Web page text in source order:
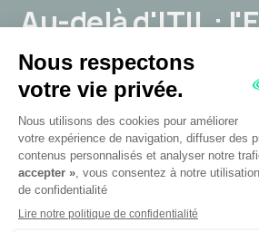
Au-delà d'ITIL :
horizon naturel
démarche de
service
Une fois votre démarche ITIL bien
service informatique, une évolution
dessine : étendre ces principes de